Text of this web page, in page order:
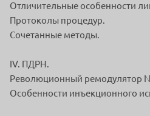
Отличительные особенности
Протоколы процедур.
Сочетанные методы.
IV. ПДРН.
Революционный ремодулятор
Особенности инъекционного